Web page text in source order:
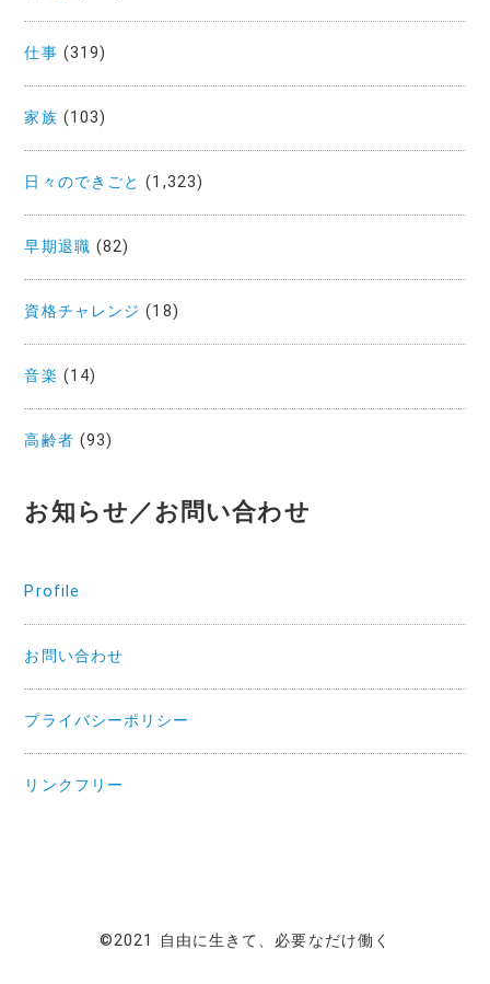
仕事 (319)
家族 (103)
日々のできごと (1,323)
早期退職 (82)
資格チャレンジ (18)
音楽 (14)
高齢者 (93)
お知らせ／お問い合わせ
Profile
お問い合わせ
プライバシーポリシー
リンクフリー
©2021 自由に生きて、必要なだけ働く